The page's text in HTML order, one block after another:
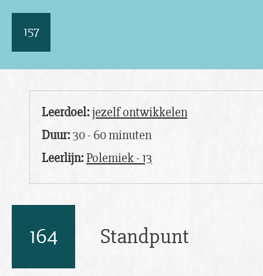
157
Leerdoel:jezelf ontwikkelen
Duur:30 - 60 minuten
Leerlijn:Polemiek - 13
164 Standpunt